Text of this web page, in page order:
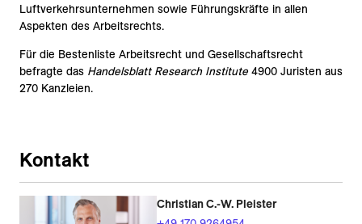
Luftverkehrsunternehmen sowie Führungskräfte in allen
Aspekten des Arbeitsrechts.
Für die Bestenliste Arbeitsrecht und Gesellschaftsrecht
befragte das Handelsblatt Research Institute 4900 Juristen aus
270 Kanzleien.
Kontakt
Christian C.-W. Pleister